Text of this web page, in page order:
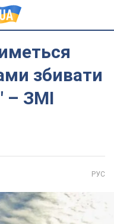
збивати
– ЗМІ
РУС